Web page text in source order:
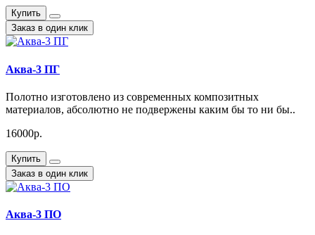
Купить
Заказ в один клик
Аква-3 ПГ
Полотно изготовлено из современных композитных
материалов, абсолютно не подвержены каким бы то ни бы..
16000р.
Купить
Заказ в один клик
Аква-3 ПО